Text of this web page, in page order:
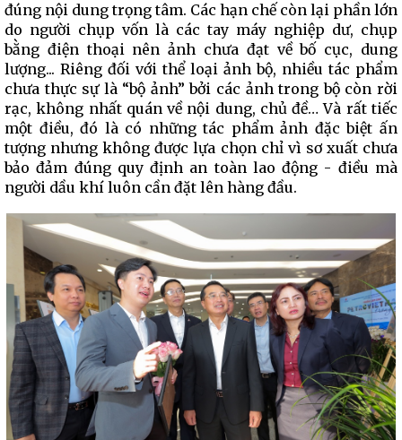
đúng nội dung trọng tâm. Các hạn chế còn lại phần lớn
do người chụp vốn là các tay máy nghiệp dư, chụp
bằng điện thoại nên ảnh chưa đạt về bố cục, dung
lượng... Riêng đối với thể loại ảnh bộ, nhiều tác phẩm
chưa thực sự là “bộ ảnh” bởi các ảnh trong bộ còn rời
rạc, không nhất quán về nội dung, chủ đề… Và rất tiếc
một điều, đó là có những tác phẩm ảnh đặc biệt ấn
tượng nhưng không được lựa chọn chỉ vì sơ xuất chưa
bảo đảm đúng quy định an toàn lao động - điều mà
người dầu khí luôn cần đặt lên hàng đầu.